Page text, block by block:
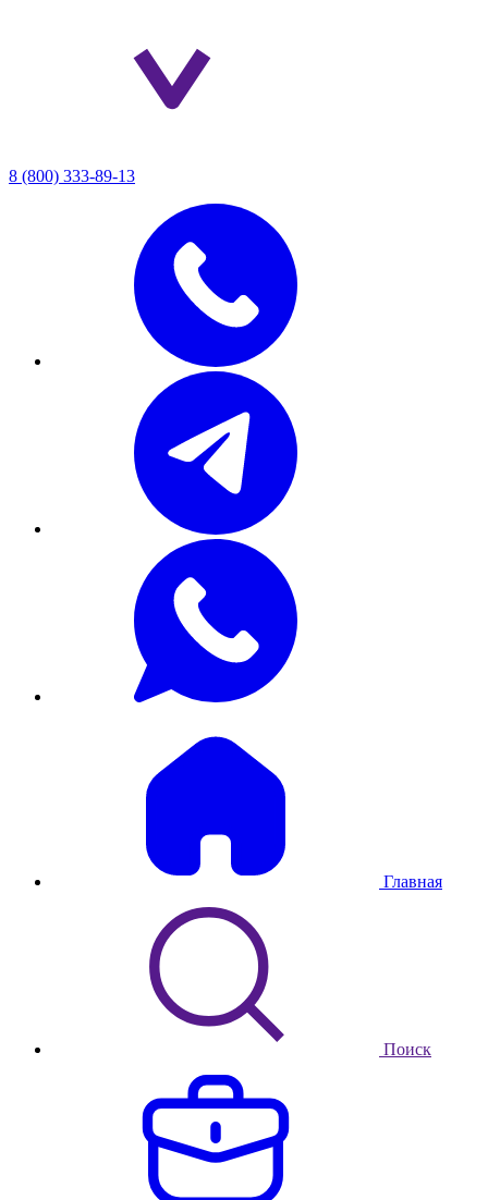
8 (800) 333-89-13
Главная
Поиск